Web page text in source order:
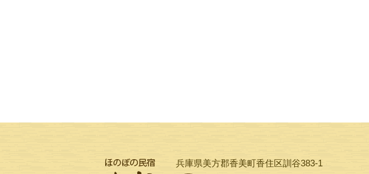
兵庫県美方郡香美町香住区訓谷383-1